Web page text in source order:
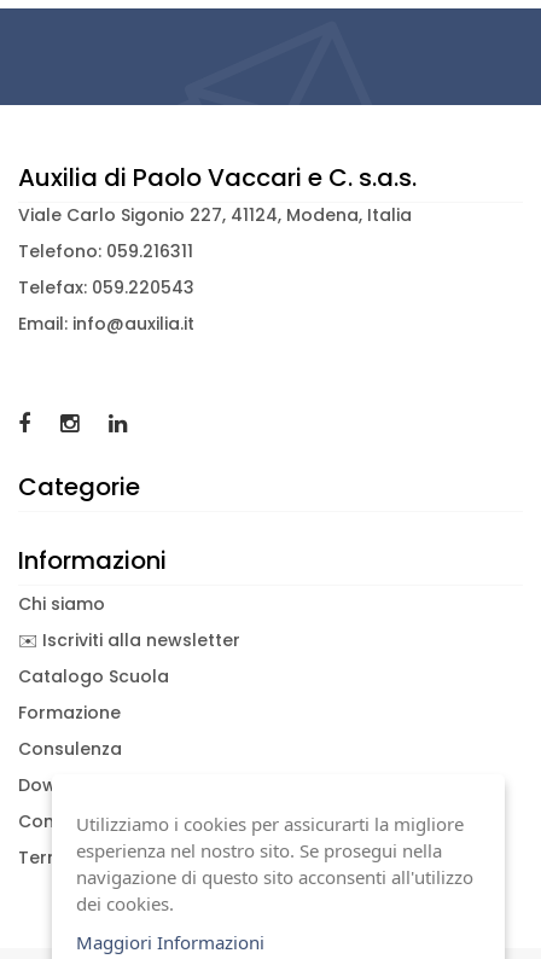
Auxilia di Paolo Vaccari e C. s.a.s.
Viale Carlo Sigonio 227, 41124, Modena, Italia
Telefono: 059.216311
Telefax: 059.220543
Email: info@auxilia.it
Categorie
Informazioni
Chi siamo
✉️ Iscriviti alla newsletter
Catalogo Scuola
Formazione
Consulenza
Download documenti
Condizioni generali
Termini di garanzia
Utilizziamo i cookies per assicurarti la migliore
esperienza nel nostro sito. Se prosegui nella
navigazione di questo sito acconsenti all'utilizzo
dei cookies.
Maggiori Informazioni